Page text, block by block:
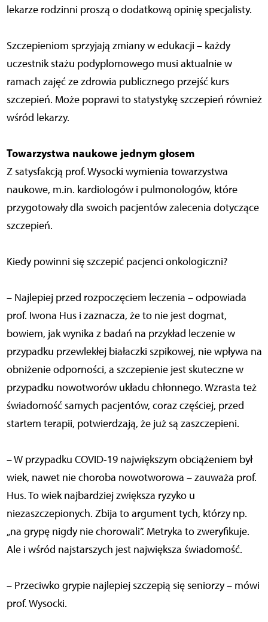
lekarze rodzinni proszą o dodatkową opinię specjalisty.
Szczepieniom sprzyjają zmiany w edukacji – każdy
uczestnik stażu podyplomowego musi aktualnie w
ramach zajęć ze zdrowia publicznego przejść kurs
szczepień. Może poprawi to statystykę szczepień również
wśród lekarzy.
Towarzystwa naukowe jednym głosem
Z satysfakcją prof. Wysocki wymienia towarzystwa
naukowe, m.in. kardiologów i pulmonologów, które
przygotowały dla swoich pacjentów zalecenia dotyczące
szczepień.
Kiedy powinni się szczepić pacjenci onkologiczni?
– Najlepiej przed rozpoczęciem leczenia – odpowiada
prof. Iwona Hus i zaznacza, że to nie jest dogmat,
bowiem, jak wynika z badań na przykład leczenie w
przypadku przewlekłej białaczki szpikowej, nie wpływa na
obniżenie odporności, a szczepienie jest skuteczne w
przypadku nowotworów układu chłonnego. Wzrasta też
świadomość samych pacjentów, coraz częściej, przed
startem terapii, potwierdzają, że już są zaszczepieni.
– W przypadku COVID-19 największym obciążeniem był
wiek, nawet nie choroba nowotworowa – zauważa prof.
Hus. To wiek najbardziej zwiększa ryzyko u
niezaszczepionych. Zbija to argument tych, którzy np.
„na grypę nigdy nie chorowali”. Metryka to zweryfikuje.
Ale i wśród najstarszych jest największa świadomość.
– Przeciwko grypie najlepiej szczepią się seniorzy – mówi
prof. Wysocki.